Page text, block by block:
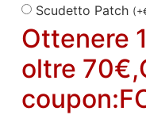
Scudetto Patch (+
Ottenere
oltre